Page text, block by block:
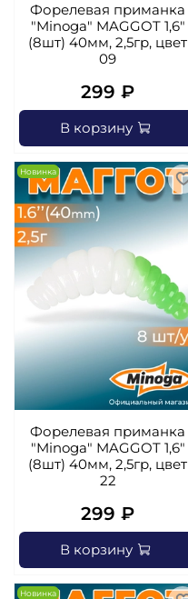
Форелевая приманка
"Minoga" MAGGOT 1,6"
(8шт) 40мм, 2,5гр, цвет
09
299 ₽
В корзину
Новинка
Форелевая приманка
"Minoga" MAGGOT 1,6"
(8шт) 40мм, 2,5гр, цвет
22
299 ₽
В корзину
Новинка